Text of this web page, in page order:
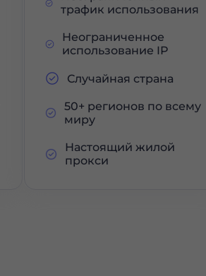
трафик использования
Неограниченное
использование IP
Случайная страна
50+ регионов по всему
миру
Настоящий жилой
прокси